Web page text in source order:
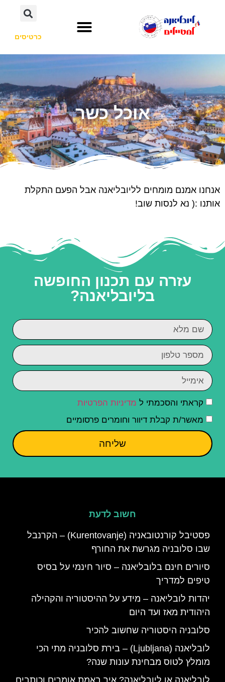
כרטיסים
אוכל כשר
אנחנו אמנם מומחים לליובליאנה אבל הפעם התקלת
אותנו :( נא לנסות שוב!
עזרה עם תכנון החופשה
בליובליאנה?
קראתי והסכמתי ל מדיניות הפרטיות
מאשר/ת קבלת דיוור וחומרים פרסומיים
שליחה
חשוב לדעת
פסטיבל קורנטובאניה (Kurentovanje) – הקרנבל
שבו סלובניה מגרשת את החורף
סיורים חינם בלובליאנה – סיור חינמי על בסיס
טיפים למדריך
יהדות לובליאנה – מידע על ההיסטוריה והקהילה
היהודית מאז ועד היום
סלובניה היסטוריה שחשוב להכיר
לובליאנה (Ljubljana) – בירת סלובניה מתי הכי
מומלץ לטוס מבחינת עונות שנה?
לובליאנה או ליובליאנה? איך באמת אומרים וכותבים